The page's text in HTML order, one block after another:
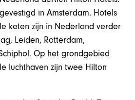
in Amsterdam. Hotels
keten zijn in Nederland verder
Leiden, Rotterdam,
Op het grondgebied
luchthaven zijn twee Hilton